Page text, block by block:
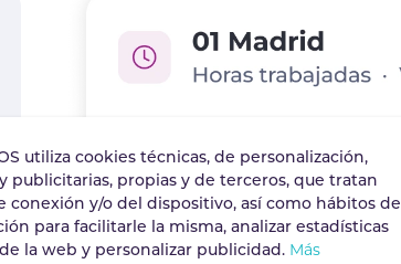
utiliza cookies técnicas, de personalización,
publicitarias, propias y de terceros, que tratan
conexión y/o del dispositivo, así como hábitos de
para facilitarle la misma, analizar estadísticas
la web y personalizar publicidad. Más